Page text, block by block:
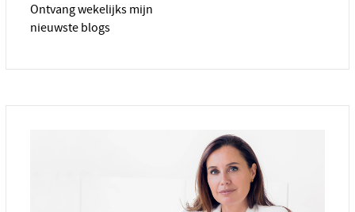
Ontvang wekelijks mijn
nieuwste blogs